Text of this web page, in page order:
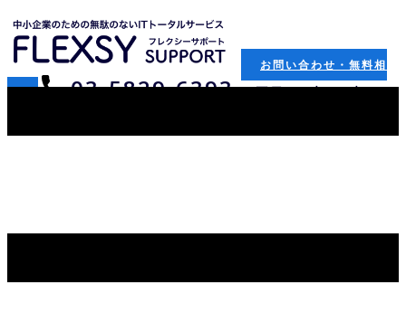
お問い合わせ・無料相
​03-5829-6393（平日：9時-18時）